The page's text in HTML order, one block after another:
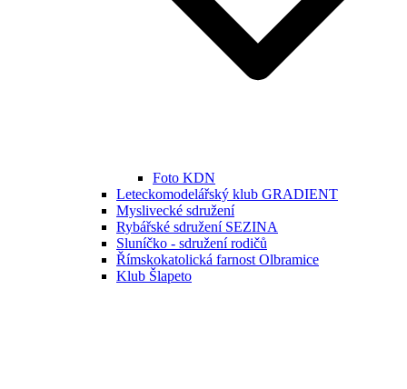
Foto KDN
Leteckomodelářský klub GRADIENT
Myslivecké sdružení
Rybářské sdružení SEZINA
Sluníčko - sdružení rodičů
Římskokatolická farnost Olbramice
Klub Šlapeto